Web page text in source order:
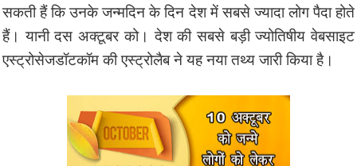
सकती हैं कि उनके जन्मदिन के दिन देश में सबसे ज्यादा लोग पैदा होते
हैं। यानी दस अक्टूबर को। देश की सबसे बड़ी ज्योतिषीय वेबसाइट
एस्ट्रोसेजडॉटकॉम की एस्ट्रोलैब ने यह नया तथ्य जारी किया है।